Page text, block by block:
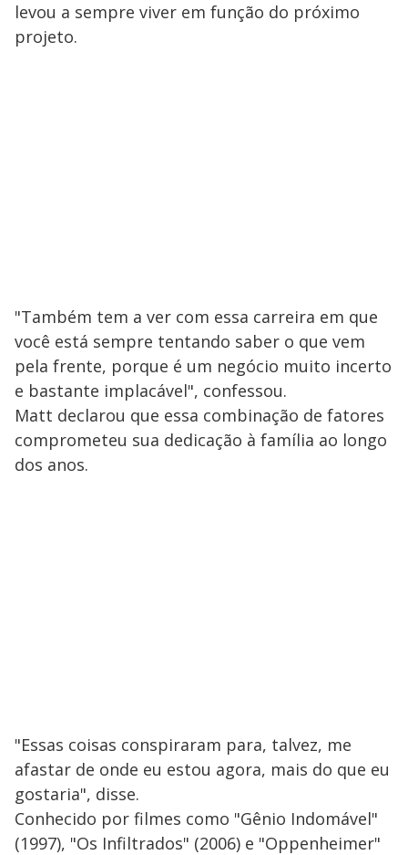
levou a sempre viver em função do próximo
projeto.
"Também tem a ver com essa carreira em que
você está sempre tentando saber o que vem
pela frente, porque é um negócio muito incerto
e bastante implacável", confessou.
Matt declarou que essa combinação de fatores
comprometeu sua dedicação à família ao longo
dos anos.
"Essas coisas conspiraram para, talvez, me
afastar de onde eu estou agora, mais do que eu
gostaria", disse.
Conhecido por filmes como "Gênio Indomável"
(1997), "Os Infiltrados" (2006) e "Oppenheimer"